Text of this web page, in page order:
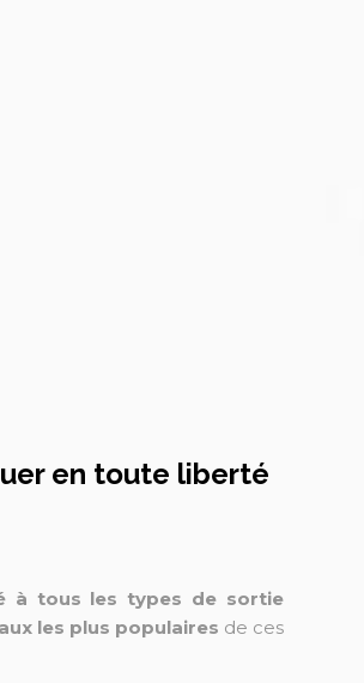
en toute liberté
à tous les types de sortie
les plus populaires de ces